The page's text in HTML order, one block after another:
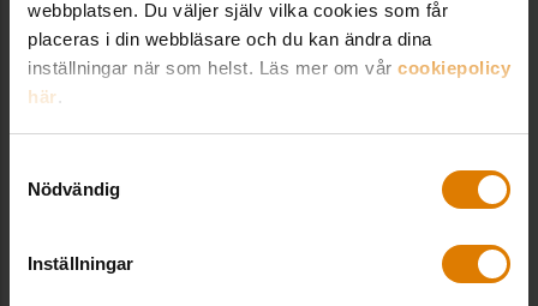
webbplatsen. Du väljer själv vilka cookies som får
placeras i din webbläsare och du kan ändra dina
inställningar när som helst. Läs mer om vår cookiepolicy
här.
Nödvändig
Inställningar
Dela: